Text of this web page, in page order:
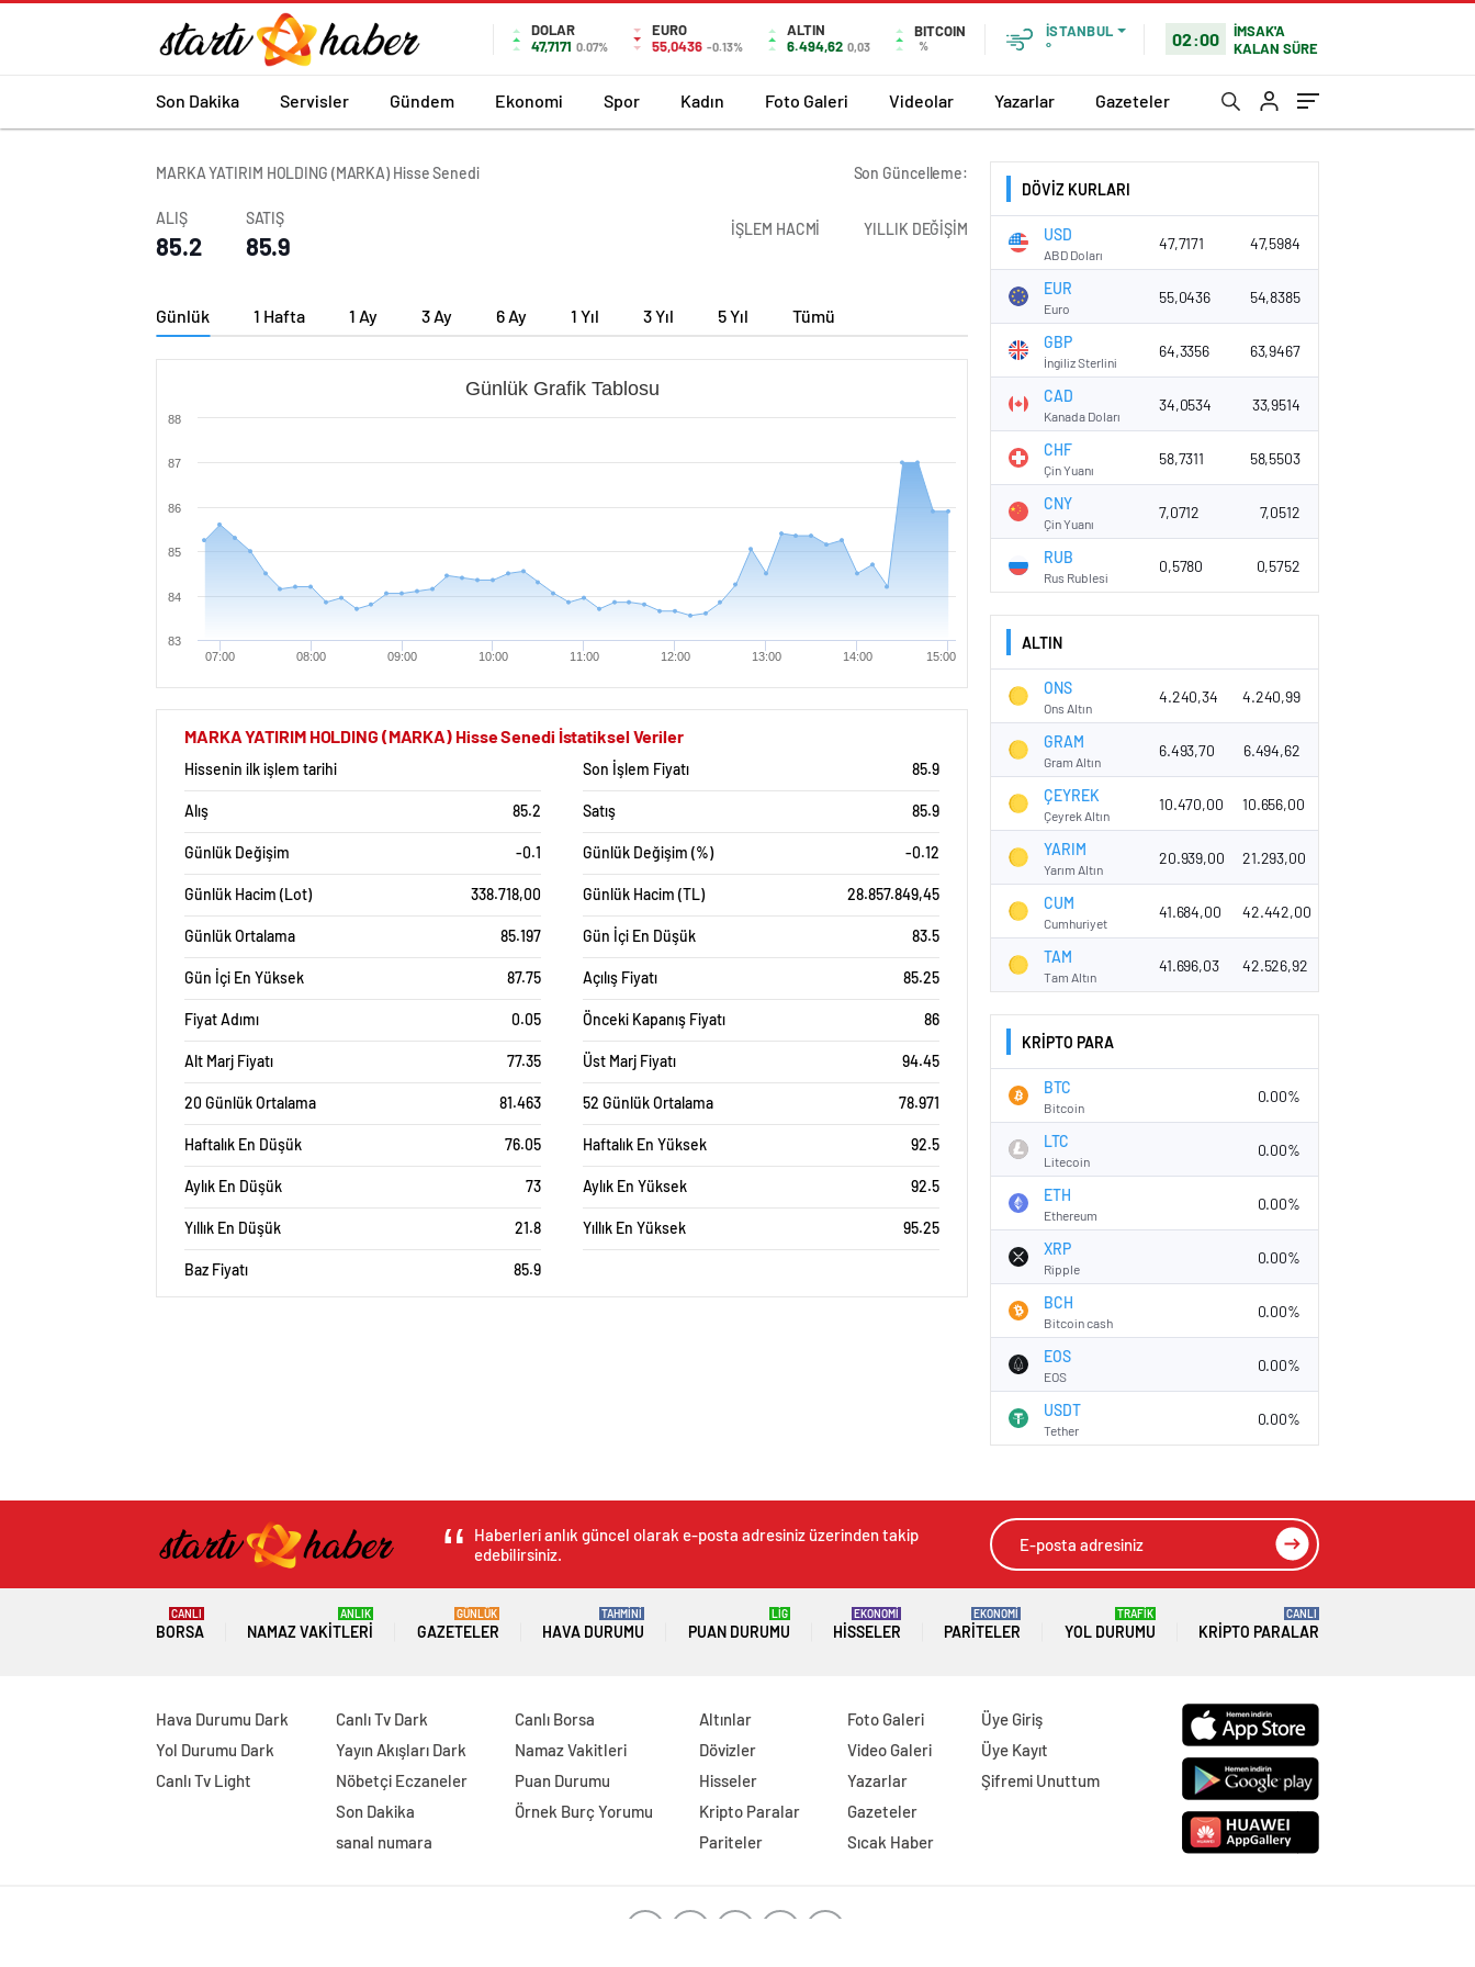
DOLAR
47,7171 0.07%
EURO
55,0436 -0.13%
ALTIN
6.494,62 0,03
BITCOIN
%
İSTANBUL
°
02:00
İMSAK'A
KALAN SÜRE
Son Dakika Servisler Gündem Ekonomi Spor Kadın Foto Galeri Videolar Yazarlar Gazeteler
MARKA YATIRIM HOLDING (MARKA) Hisse Senedi Son Güncelleme:
ALIŞ
85.2
SATIŞ
85.9
İŞLEM HACMİ YILLIK DEĞİŞİM
Günlük 1 Hafta 1 Ay 3 Ay 6 Ay 1 Yıl 3 Yıl 5 Yıl Tümü
Günlük Grafik Tablosu
07:00 08:00 09:00 10:00 11:00 12:00 13:00 14:00 15:00
83
84
85
86
87
88
MARKA YATIRIM HOLDING (MARKA) Hisse Senedi İstatiksel Veriler
Hissenin ilk işlem tarihi Son İşlem Fiyatı 85.9
Alış 85.2 Satış 85.9
Günlük Değişim -0.1 Günlük Değişim (%) -0.12
Günlük Hacim (Lot) 338.718,00 Günlük Hacim (TL) 28.857.849,45
Günlük Ortalama 85.197 Gün İçi En Düşük 83.5
Gün İçi En Yüksek 87.75 Açılış Fiyatı 85.25
Fiyat Adımı 0.05 Önceki Kapanış Fiyatı 86
Alt Marj Fiyatı 77.35 Üst Marj Fiyatı 94.45
20 Günlük Ortalama 81.463 52 Günlük Ortalama 78.971
Haftalık En Düşük 76.05 Haftalık En Yüksek 92.5
Aylık En Düşük 73 Aylık En Yüksek 92.5
Yıllık En Düşük 21.8 Yıllık En Yüksek 95.25
Baz Fiyatı 85.9
DÖVİZ KURLARI
USD
ABD Doları
47,7171 47,5984
EUR
Euro
55,0436 54,8385
GBP
İngiliz Sterlini
64,3356 63,9467
CAD
Kanada Doları
34,0534 33,9514
CHF
Çin Yuanı
58,7311 58,5503
CNY
Çin Yuanı
7,0712 7,0512
RUB
Rus Rublesi
0,5780 0,5752
ALTIN
ONS
Ons Altın
4.240,34 4.240,99
GRAM
Gram Altın
6.493,70 6.494,62
ÇEYREK
Çeyrek Altın
10.470,00 10.656,00
YARIM
Yarım Altın
20.939,00 21.293,00
CUM
Cumhuriyet
41.684,00 42.442,00
TAM
Tam Altın
41.696,03 42.526,92
KRİPTO PARA
BTC
Bitcoin
0.00%
LTC
Litecoin
0.00%
ETH
Ethereum
0.00%
XRP
Ripple
0.00%
BCH
Bitcoin cash
0.00%
EOS
EOS
0.00%
USDT
Tether
0.00%
Haberleri anlık güncel olarak e-posta adresiniz üzerinden takip
edebilirsiniz.
BORSA
CANLI
NAMAZ VAKITLERI
ANLIK
GAZETELER
GÜNLÜK
HAVA DURUMU
TAHMİNİ
PUAN DURUMU
LİG
HISSELER
EKONOMİ
PARITELER
EKONOMİ
YOL DURUMU
TRAFİK
KRIPTO PARALAR
CANLI
Hava Durumu Dark
Yol Durumu Dark
Canlı Tv Light
Canlı Tv Dark
Yayın Akışları Dark
Nöbetçi Eczaneler
Son Dakika
sanal numara
Canlı Borsa
Namaz Vakitleri
Puan Durumu
Örnek Burç Yorumu
Altınlar
Dövizler
Hisseler
Kripto Paralar
Pariteler
Foto Galeri
Video Galeri
Yazarlar
Gazeteler
Sıcak Haber
Üye Giriş
Üye Kayıt
Şifremi Unuttum